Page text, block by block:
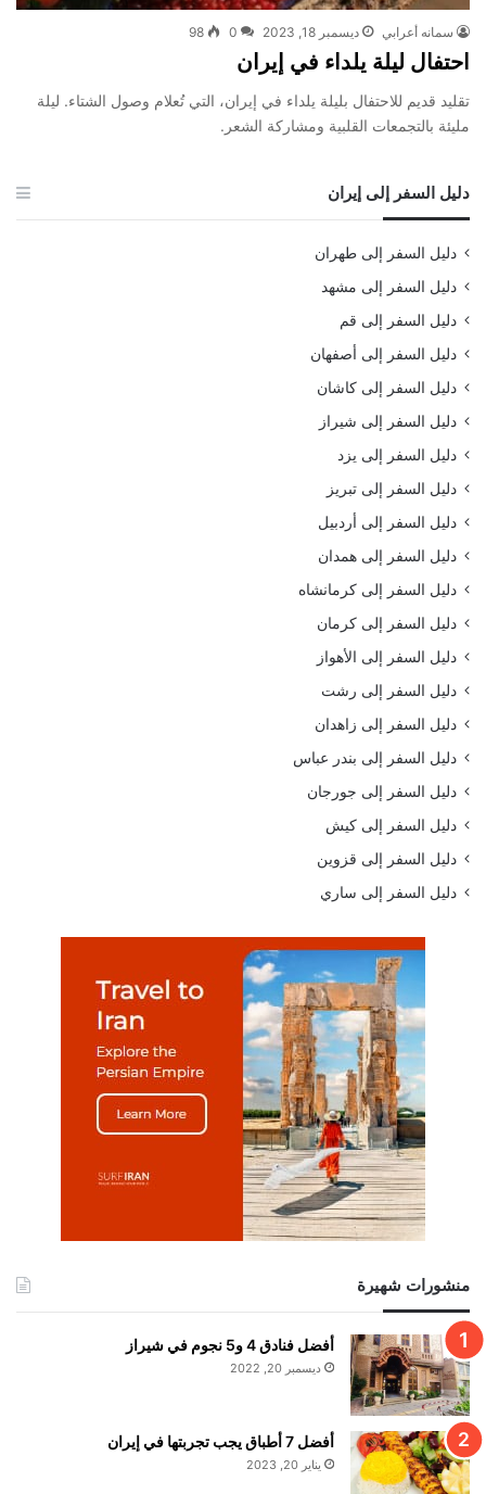
سمانه أعرابي ديسمبر 18, 2023 0
98
احتفال ليلة يلداء في إيران
تقليد قديم للاحتفال بليلة يلداء في إيران، التي تُعلام وصول الشتاء. ليلة
مليئة بالتجمعات القلبية ومشاركة الشعر.
دليل السفر إلى إيران
دليل السفر إلى طهران
دليل السفر إلى مشهد
دليل السفر إلى قم
دليل السفر إلى أصفهان
دليل السفر إلى كاشان
دليل السفر إلى شيراز
دليل السفر إلى يزد
دليل السفر إلى تبريز
دليل السفر إلى أردبيل
دليل السفر إلى همدان
دليل السفر إلى كرمانشاه
دليل السفر إلى كرمان
دليل السفر إلى الأهواز
دليل السفر إلى رشت
دليل السفر إلى زاهدان
دليل السفر إلى بندر عباس
دليل السفر إلى جورجان
دليل السفر إلى كيش
دليل السفر إلى قزوين
دليل السفر إلى ساري
منشورات شهيرة
أفضل فنادق 4 و5 نجوم في شيراز
ديسمبر 20, 2022
أفضل 7 أطباق يجب تجربتها في إيران
يناير 20, 2023